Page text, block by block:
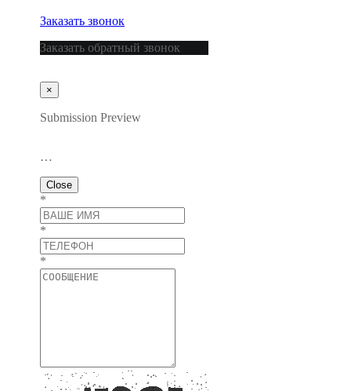
Заказать звонок
Заказать обратный звонок
×
Submission Preview
…
Close
*
*
*